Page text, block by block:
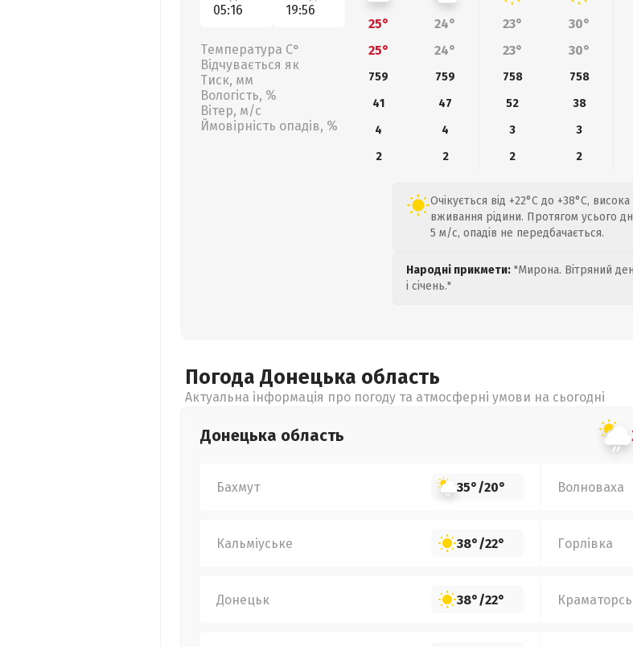
05:16
19:56
Температура С°
Відчувається як
Тиск, мм
Вологість, %
Вітер, м/с
Ймовірність опадів, %
25° 24° 23° 30°
25°
24° 23° 30°
759 759 758 758
41
47 52 38
4
4 3 3
2
2 2 2
Очікується від +22°C до +38°C,
вживання рідини. Протягом усього
5 м/с, опадів не передбачається.
Народні прикмети: "Мирона. Вітряний
і січень."
Погода Донецька область
Актуальна інформація про погоду та атмосферні умови на сьогодні
Донецька область
Бахмут 35°/20° Волноваха
Кальміуське 38°/22° Горлівка
Донецьк 38°/22°